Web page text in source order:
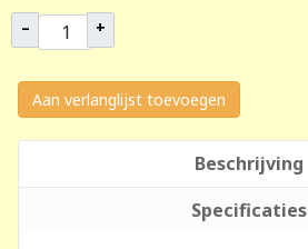
– +
Aan verlanglijst toevoegen
Beschrijving
Specificaties